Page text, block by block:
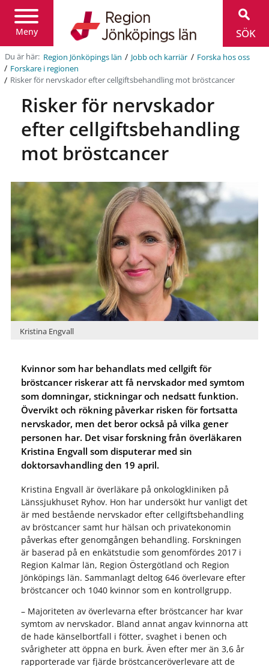
Meny
Jönköpings
län
SÖK
Du är här: Region Jönköpings län / Jobb och karriär / Forska hos oss
/ Forskare i regionen
/ Risker för nervskador efter cellgiftsbehandling mot bröstcancer
Risker för nervskador
efter cellgiftsbehandling
mot bröstcancer
Kristina Engvall
Kvinnor som har behandlats med cellgift för
bröstcancer riskerar att få nervskador med symtom
som domningar, stickningar och nedsatt funktion.
Övervikt och rökning påverkar risken för fortsatta
nervskador, men det beror också på vilka gener
personen har. Det visar forskning från överläkaren
Kristina Engvall som disputerar med sin
doktorsavhandling den 19 april.
Kristina Engvall är överläkare på onkologkliniken på
Länssjukhuset Ryhov. Hon har undersökt hur vanligt det
är med bestående nervskador efter cellgiftsbehandling
av bröstcancer samt hur hälsan och privatekonomin
påverkas efter genomgången behandling. Forskningen
är baserad på en enkätstudie som genomfördes 2017 i
Region Kalmar län, Region Östergötland och Region
Jönköpings län. Sammanlagt deltog 646 överlevare efter
bröstcancer och 1040 kvinnor som en kontrollgrupp.
– Majoriteten av överlevarna efter bröstcancer har kvar
symtom av nervskador. Bland annat angav kvinnorna att
de hade känselbortfall i fötter, svaghet i benen och
svårigheter att öppna en burk. Även efter mer än 3,6 år
rapporterade var fjärde bröstcanceröverlevare att de